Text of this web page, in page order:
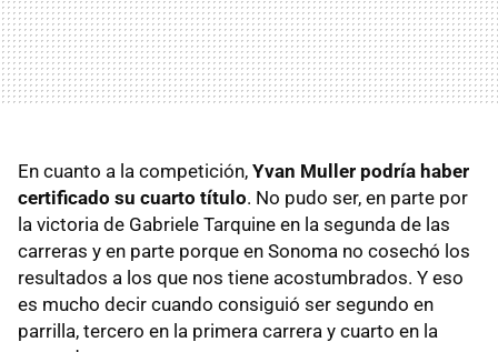
En cuanto a la competición, Yvan Muller podría haber
certificado su cuarto título. No pudo ser, en parte por
la victoria de Gabriele Tarquine en la segunda de las
carreras y en parte porque en Sonoma no cosechó los
resultados a los que nos tiene acostumbrados. Y eso
es mucho decir cuando consiguió ser segundo en
parrilla, tercero en la primera carrera y cuarto en la